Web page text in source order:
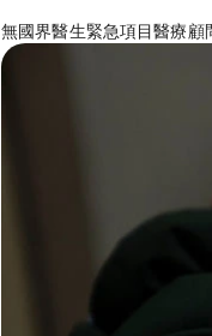
無國界醫生緊急項目醫療顧